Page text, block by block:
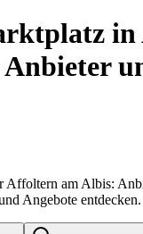
Affoltern am Albis:
Angebote entdecken.